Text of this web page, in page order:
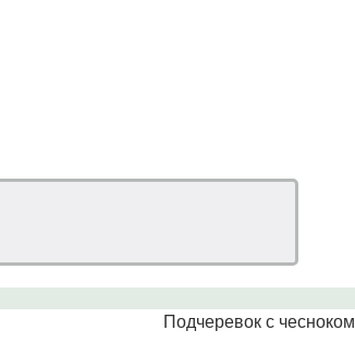
Подчеревок с чесноком